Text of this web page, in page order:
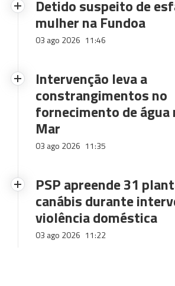
Detido suspeito de
mulher na Fundoa
03 ago 2026 11:46
Intervenção leva a
constrangimentos no
fornecimento de água
Mar
03 ago 2026 11:35
PSP apreende 31
canábis durante
violência doméstica
03 ago 2026 11:22